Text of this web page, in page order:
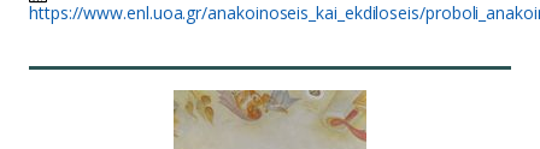
https://www.enl.uoa.gr/anakoinoseis_kai_ekdiloseis/